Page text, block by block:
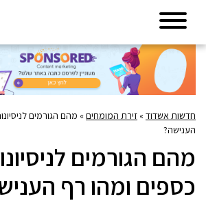
חדשות אשדוד» זירת המומחים» מהם הגורמים
הענישה?
מהם הגורמים
כספים ומהו רף